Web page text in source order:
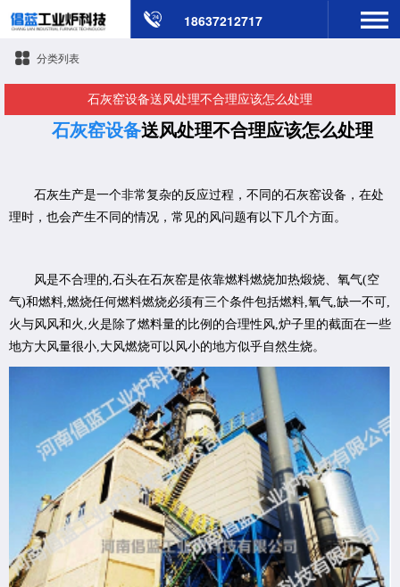
18637212717
分类列表
石灰窑设备送风处理不合理应该怎么处理
石灰窑设备送风处理不合理应该怎么处理
石灰生产是一个非常复杂的反应过程，不同的石灰窑设备，在处
理时，也会产生不同的情况，常见的风问题有以下几个方面。
风是不合理的,石头在石灰窑是依靠燃料燃烧加热煅烧、氧气(空
气)和燃料,燃烧任何燃料燃烧必须有三个条件包括燃料,氧气,缺一不可,
火与风风和火,火是除了燃料量的比例的合理性风,炉子里的截面在一些
地方大风量很小,大风燃烧可以风小的地方似乎自然生烧。